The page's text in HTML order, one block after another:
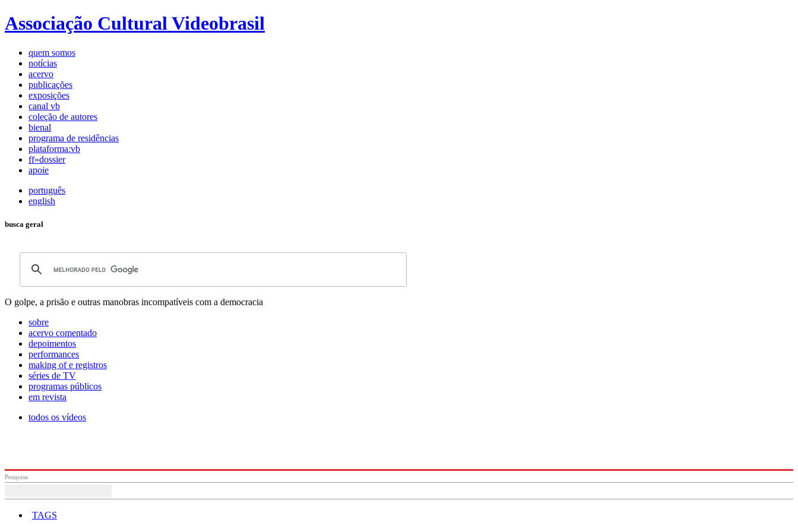
Associação Cultural Videobrasil
quem somos
notícias
acervo
publicações
exposições
canal vb
coleção de autores
bienal
programa de residências
plataforma:vb
ff»dossier
apoie
português
english
busca geral
O golpe, a prisão e outras manobras incompatíveis com a democracia
sobre
acervo comentado
depoimentos
performances
making of e registros
séries de TV
programas públicos
em revista
todos os vídeos
Pesquisa
TAGS